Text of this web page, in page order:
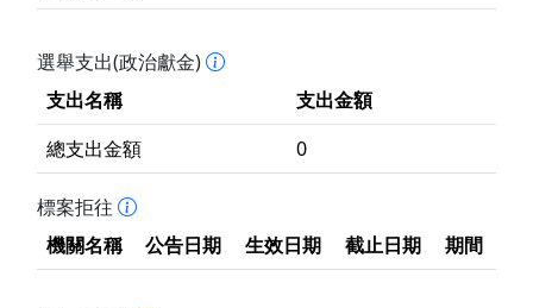
選舉支出(政治獻金)
支出名稱
支出金額
總支出金額
0
標案拒往
機關名稱
公告日期 生效日期 截止日期 期間